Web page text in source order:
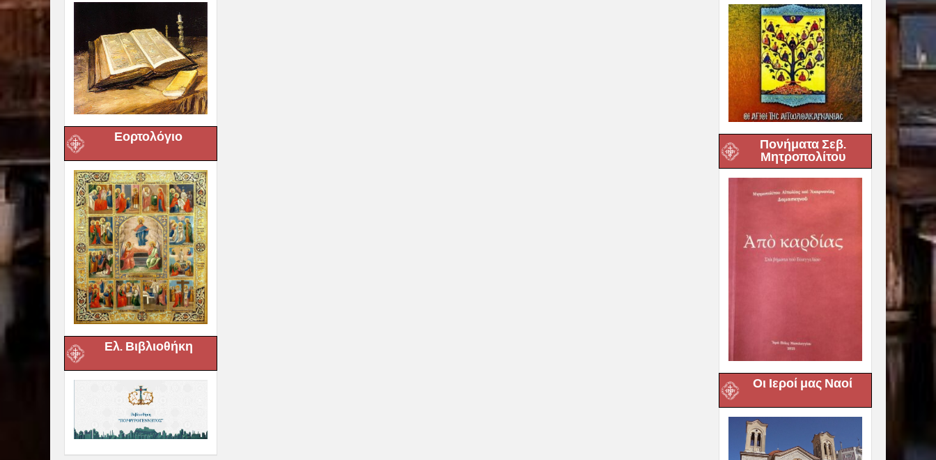
Εορτολόγιο
Ελ. Βιβλιοθήκη
Πονήματα Σεβ.
Μητροπολίτου
Οι Ιεροί μας Ναοί